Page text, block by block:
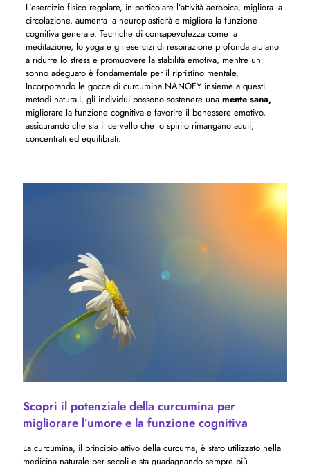
L’esercizio fisico regolare, in particolare l’attività aerobica, migliora la
circolazione, aumenta la neuroplasticità e migliora la funzione
cognitiva generale. Tecniche di consapevolezza come la
meditazione, lo yoga e gli esercizi di respirazione profonda aiutano
a ridurre lo stress e promuovere la stabilità emotiva, mentre un
sonno adeguato è fondamentale per il ripristino mentale.
Incorporando le gocce di curcumina NANOFY insieme a questi
metodi naturali, gli individui possono sostenere una mente sana,
migliorare la funzione cognitiva e favorire il benessere emotivo,
assicurando che sia il cervello che lo spirito rimangano acuti,
concentrati ed equilibrati.
Scopri il potenziale della curcumina per
migliorare l’umore e la funzione cognitiva
La curcumina, il principio attivo della curcuma, è stato utilizzato nella
medicina naturale per secoli e sta guadagnando sempre più